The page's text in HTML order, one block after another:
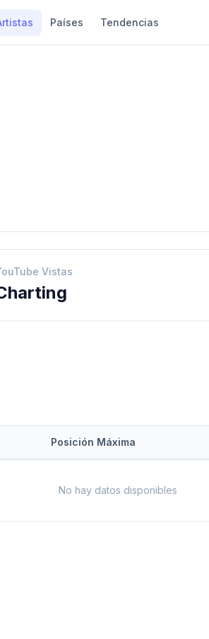
Países Tendencias
Vistas
Posición Máxima
No hay datos disponibles